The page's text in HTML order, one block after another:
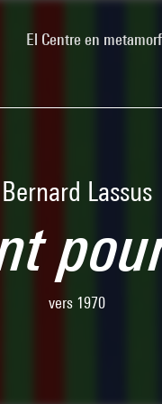
El Centre en
Bernard Lassus
vers 1970